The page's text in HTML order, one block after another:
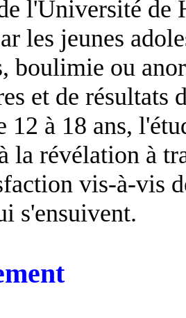
l'Université de
les jeunes
boulimie ou
et de résultats
12 à 18 ans,
la révélation à
vis-à-vis
s'ensuivent.